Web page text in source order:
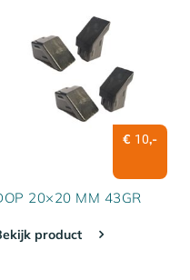
€ 10,-
20×20 MM 43GR
product